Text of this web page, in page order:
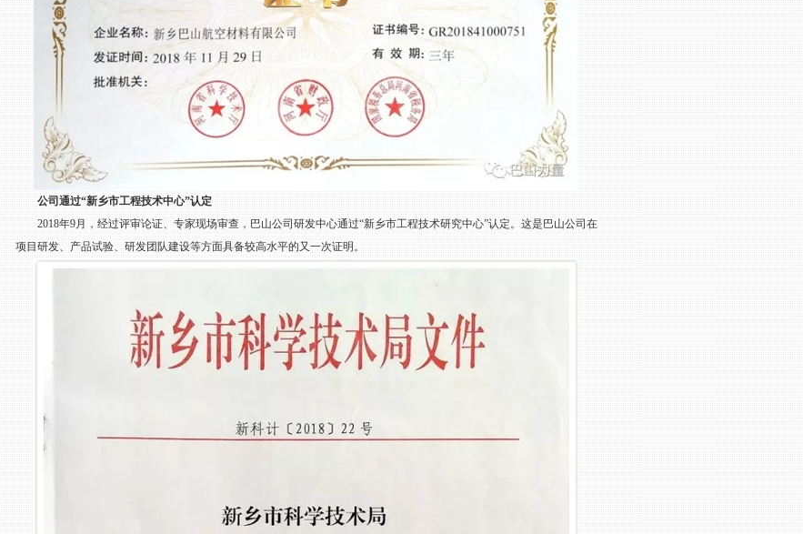
公司通过“新乡市工程技术中心”认定
2018年9月，经过评审论证、专家现场审查，巴山公司研发中心通过“新乡市工程技术研究中心”认定。这是巴山公司在
项目研发、产品试验、研发团队建设等方面具备较高水平的又一次证明。